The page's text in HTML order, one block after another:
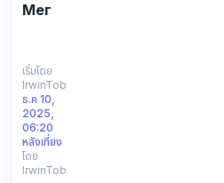
Мег
ДОСТУПНЫХ
ССЫЛОК
ДЛЯ
ВХОДА
НА
MEGA:
Зеркала
เริ่มโดย
IrwinTob
ธ.ค 10,
2025,
06:20
หลังเที่ยง
โดย
IrwinTob